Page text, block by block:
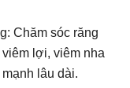
Chăm sóc răng
lợi, viêm nha
lâu dài.